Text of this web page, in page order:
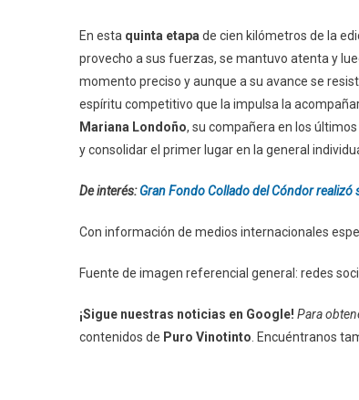
En esta quinta etapa de cien kilómetros de la
provecho a sus fuerzas, se mantuvo atenta y
momento preciso y aunque a su avance se
espíritu competitivo que la impulsa la
Mariana Londoño, su compañera en los
y consolidar el primer lugar en la general
De interés:Gran Fondo Collado del Cóndor
Con información de medios internacionales
Fuente de imagen referencial general: redes
¡Sigue nuestras noticias en Google! Para
contenidos de Puro Vinotinto . Encuéntranos